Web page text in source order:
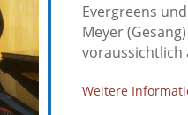
Evergreens
Meyer
voraussichtlich
Weitere